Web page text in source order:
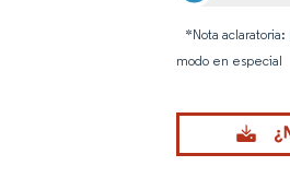
*Nota
modo en especial